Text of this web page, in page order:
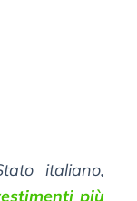
italiano,
più